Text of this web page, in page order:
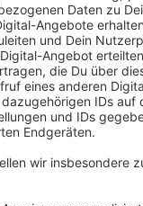
Anzeige
Insgesamt umfasst
die Vorschläge von
Ergebnisse geben.
Rhein-Berg, Rainer
einzig freie Nord-
Rechtsrheinischen